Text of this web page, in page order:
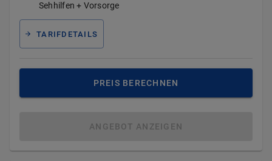
Sehhilfen + Vorsorge
TARIFDETAILS
PREIS BERECHNEN
ANGEBOT ANZEIGEN